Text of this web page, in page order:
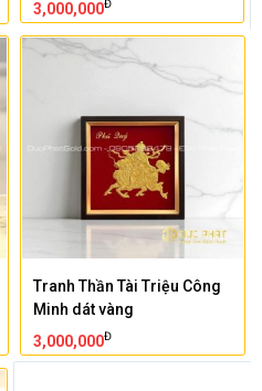
3,000,000Đ
Tranh Thần Tài Triệu Công
Minh dát vàng
3,000,000Đ